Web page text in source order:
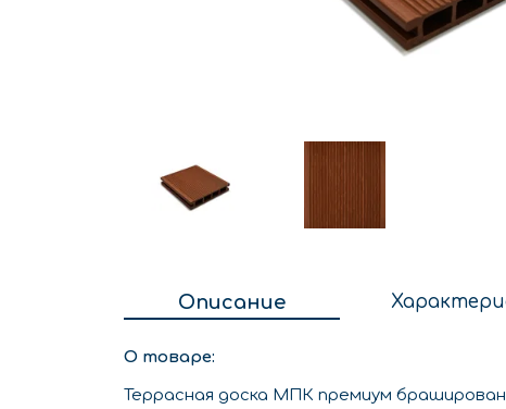
Описание
О товаре:
Террасная доска МПК премиум